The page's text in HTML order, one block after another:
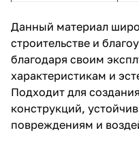
Данный материал
строительстве и
благодаря своим
характеристикам и
Подходит для
конструкций,
повреждениям и